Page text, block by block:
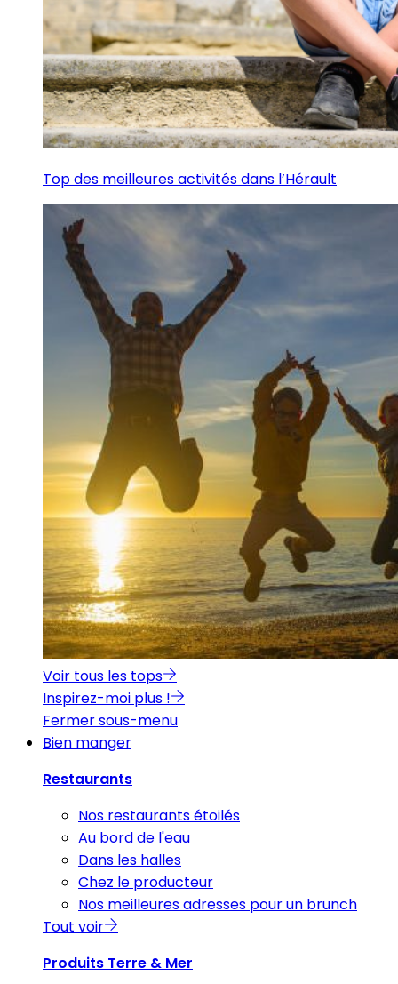
Top des meilleures activités dans l’Hérault
Voir tous les tops
Inspirez-moi plus !
Fermer sous-menu
Bien manger
Restaurants
Nos restaurants étoilés
Au bord de l'eau
Dans les halles
Chez le producteur
Nos meilleures adresses pour un brunch
Tout voir
Produits Terre & Mer